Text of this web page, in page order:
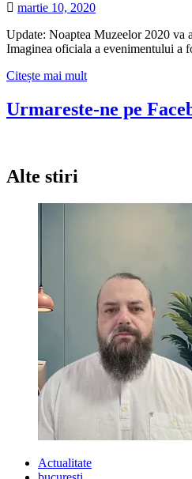
martie 10, 2020
Update: Noaptea Muzeelor 2020 va
Imaginea oficiala a evenimentului a
Citește mai multCitește
despre
loc
Urmareste-ne pe
Alte stiri
Actualitate